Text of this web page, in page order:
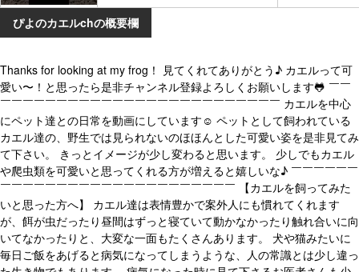
ぴよのカエルchの概要欄
Thanks for looking at my frog！ 見てくれてありがとう♪ カエルって可
愛い〜！と思ったら是非チャンネル登録よろしくお願いします🐸 ￣￣
￣￣￣￣￣￣￣￣￣￣￣￣￣￣￣￣￣￣￣￣￣￣￣￣￣ カエルを中心
にペット達との日常を動画にしています☺️ ペットとして飼われている
カエル達の、野生では見られないのほほんとした可愛い姿を是非見てみ
て下さい。 きっとイメージが少し変わると思います。 少しでもカエル
や爬虫類を可愛いと思ってくれる方が増えると嬉しいな♪ ￣￣￣￣￣￣
￣￣￣￣￣￣￣￣￣￣￣￣￣￣￣￣￣￣￣￣￣ 【カエルを飼ってみた
いと思った方へ】 カエル達は表情豊かで案外人にも慣れてくれます
が、餌が虫だったり昼間はずっと寝ていて動かなかったり触れ合いに向
いてなかったりと、大変な一面もたくさんあります。 犬や猫みたいに
毎日ご飯をあげると病気になってしまうような、人の常識とは少し違っ